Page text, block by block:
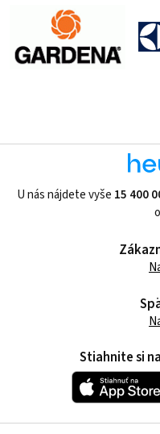
U nás nájdete vyše 15 400
Stiahnite si